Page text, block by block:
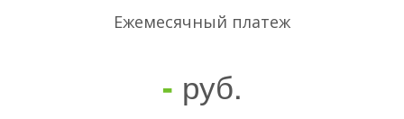
Ежемесячный платеж
- руб.